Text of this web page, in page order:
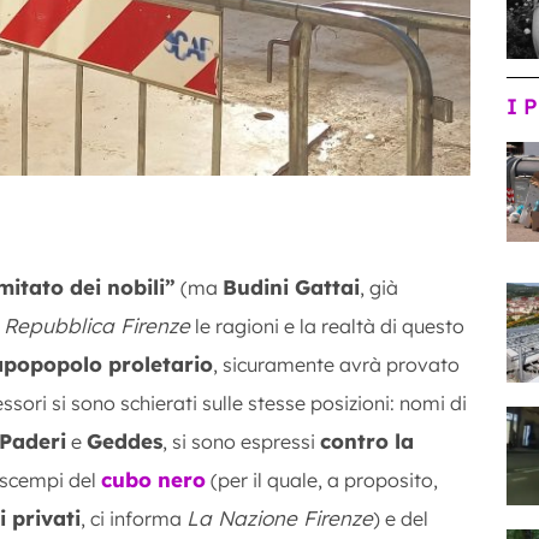
dei nobili” (ma Budini Gattai, già
Firenzele ragioni e la realtà di questo
proletario, sicuramente avrà provato
si sono schierati sulle stesse posizioni: nomi di
Paderi e Geddes, si sono espressi contro la
del cubo nero (per il quale, a proposito,
privati, ci informa La Nazione Firenze) e del
I